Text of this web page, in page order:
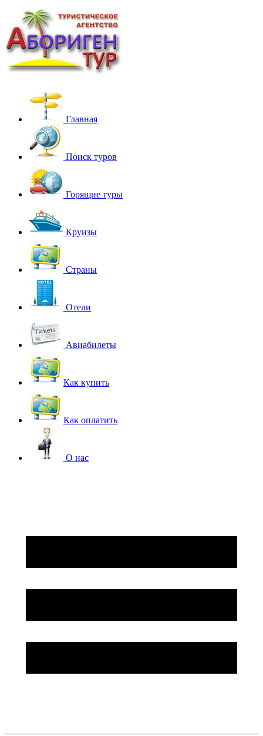
Главная
Поиск туров
Горящие туры
Круизы
Страны
Отели
Авиабилеты
Как купить
Как оплатить
О нас